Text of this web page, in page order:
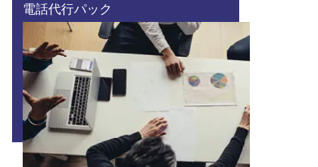
電話代行パック